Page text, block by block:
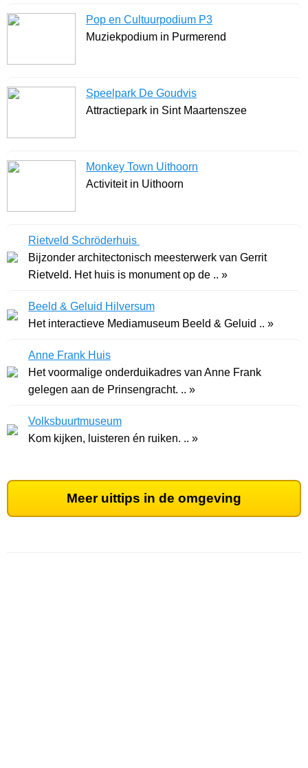
Pop en Cultuurpodium P3
Muziekpodium in Purmerend
Speelpark De Goudvis
Attractiepark in Sint Maartenszee
Monkey Town Uithoorn
Activiteit in Uithoorn
Rietveld Schröderhuis
Bijzonder architectonisch meesterwerk van Gerrit
Rietveld. Het huis is monument op de .. »
Beeld & Geluid Hilversum
Het interactieve Mediamuseum Beeld & Geluid .. »
Anne Frank Huis
Het voormalige onderduikadres van Anne Frank
gelegen aan de Prinsengracht. .. »
Volksbuurtmuseum
Kom kijken, luisteren én ruiken. .. »
Meer uittips in de omgeving